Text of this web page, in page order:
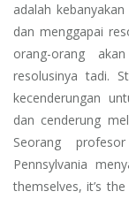
adalah
dan menggapai
orang-orang
resolusinya tadi.
kecenderungan
dan cenderung
Seorang
Pennsylvania
themselves, it’s